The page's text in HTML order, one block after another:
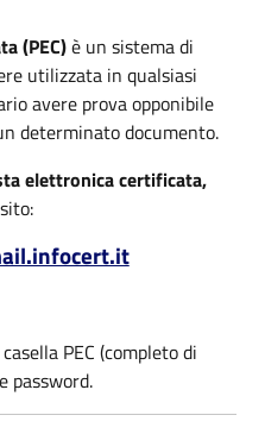
(PEC)è un sistema di
utilizzata in qualsiasi
avere prova opponibile
determinato documento.
elettronica certificata,
PEC (completo di
e password.